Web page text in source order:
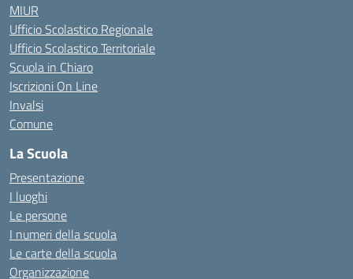
MIUR
Ufficio Scolastico Regionale
Ufficio Scolastico Territoriale
Scuola in Chiaro
Iscrizioni On Line
Invalsi
Comune
La Scuola
Presentazione
I luoghi
Le persone
I numeri della scuola
Le carte della scuola
Organizzazione